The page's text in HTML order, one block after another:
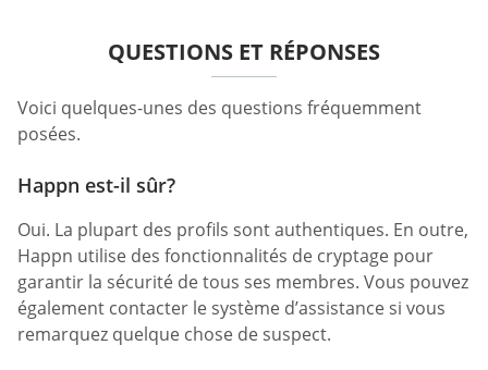
QUESTIONS ET RÉPONSES
Voici quelques-unes des questions fréquemment
posées.
Happn est-il sûr?
Oui. La plupart des profils sont authentiques. En outre,
Happn utilise des fonctionnalités de cryptage pour
garantir la sécurité de tous ses membres. Vous pouvez
également contacter le système d’assistance si vous
remarquez quelque chose de suspect.